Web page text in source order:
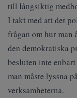
till långsiktig
I takt med att det
frågan om hur man
den demokratiska
besluten inte
man måste lyssna
verksamheterna.